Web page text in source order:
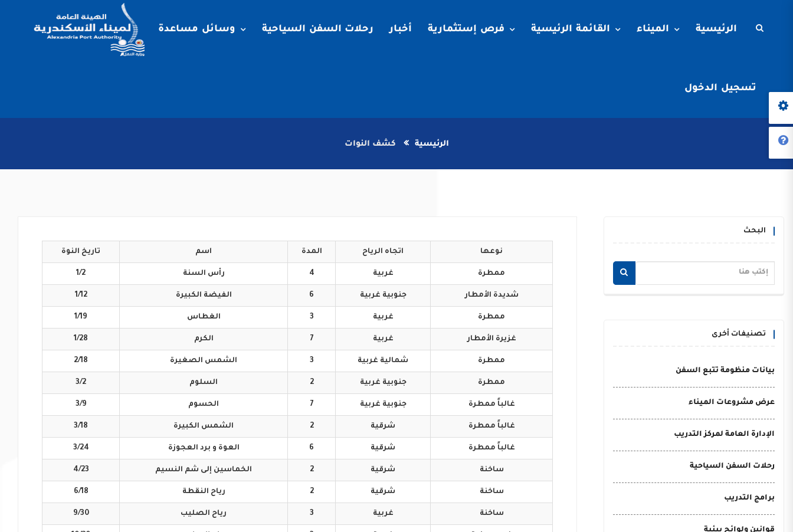
الرئيسية الميناء القائمة الرئيسية فرص إستثمارية أخبار رحلات السفن السياحية وسائل مساعدة
تسجيل الدخول
الرئيسية كشف النوات
البحث
تصنيفات أخرى
بيانات منظومة تتبع السفن
عرض مشروعات الميناء
الإدارة العامة لمركز التدريب
رحلات السفن السياحية
برامج التدريب
قوانين ولوائح بيئية
نوعها اتجاه الرياح المدة اسم تاريخ النوة
ممطرة غربية 4 رأس السنة 1/2
شديدة الأمطار جنوبية غربية 6 الفيضة الكبيرة 1/12
ممطرة غربية 3 الغطاس 1/19
غزيرة الأمطار غربية 7 الكرم 1/28
ممطرة شمالية غربية 3 الشمس الصغيرة 2/18
ممطرة جنوبية غربية 2 السلوم 3/2
غالباً ممطرة جنوبية غربية 7 الحسوم 3/9
غالباً ممطرة شرقية 2 الشمس الكبيرة 3/18
غالباً ممطرة شرقية 6 العوة و برد العجوزة 3/24
ساخنة شرقية 2 الخماسين إلى شم النسيم 4/23
ساخنة شرقية 2 رياح النقطة 6/18
ساخنة غربية 3 رياح الصليب 9/30